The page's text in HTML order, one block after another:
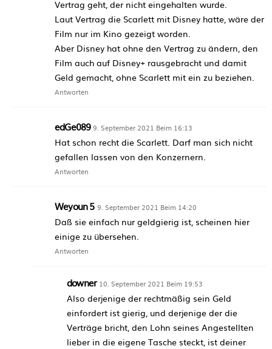
Vertrag geht, der nicht eingehalten wurde.
Laut Vertrag die Scarlett mit Disney hatte, wäre der
Film nur im Kino gezeigt worden.
Aber Disney hat ohne den Vertrag zu ändern, den
Film auch auf Disney+ rausgebracht und damit
Geld gemacht, ohne Scarlett mit ein zu beziehen.
Antworten
edGe089 9. September 2021 Beim 16:13
Hat schon recht die Scarlett. Darf man sich nicht
gefallen lassen von den Konzernern.
Antworten
Weyoun 5 9. September 2021 Beim 14:20
Daß sie einfach nur geldgierig ist, scheinen hier
einige zu übersehen.
Antworten
downer 10. September 2021 Beim 19:53
Also derjenige der rechtmäßig sein Geld
einfordert ist gierig, und derjenige der die
Verträge bricht, den Lohn seines Angestellten
lieber in die eigene Tasche steckt, ist deiner